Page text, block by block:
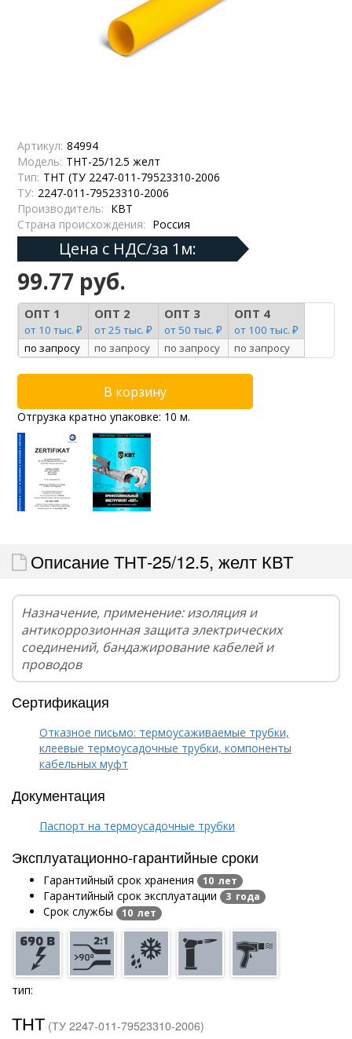
Артикул: 84994
Модель: ТНТ-25/12.5 желт
Тип: ТНТ (ТУ 2247-011-79523310-2006
ТУ: 2247-011-79523310-2006
Производитель: КВТ
Страна происхождения: Россия
Цена с НДС/за 1м:
99.77 руб.
ОПТ 1
от 10 тыс. ₽
ОПТ 2
от 25 тыс. ₽
ОПТ 3
от 50 тыс. ₽
ОПТ 4
от 100 тыс. ₽
по запросу
по запросу по запросу по запросу
Отгрузка кратно упаковке: 10 м.
Описание ТНТ-25/12.5, желт КВТ
Назначение, применение: изоляция и
антикоррозионная защита электрических
соединений, бандажирование кабелей и
проводов
Сертификация
Отказное письмо: термоусаживаемые трубки,
клеевые термоусадочные трубки, компоненты
кабельных муфт
Документация
Паспорт на термоусадочные трубки
Эксплуатационно-гарантийные сроки
Гарантийный срок хранения 10 лет
Гарантийный срок эксплуатации 3 года
Срок службы 10 лет
тип:
ТНТ (ТУ 2247-011-79523310-2006)